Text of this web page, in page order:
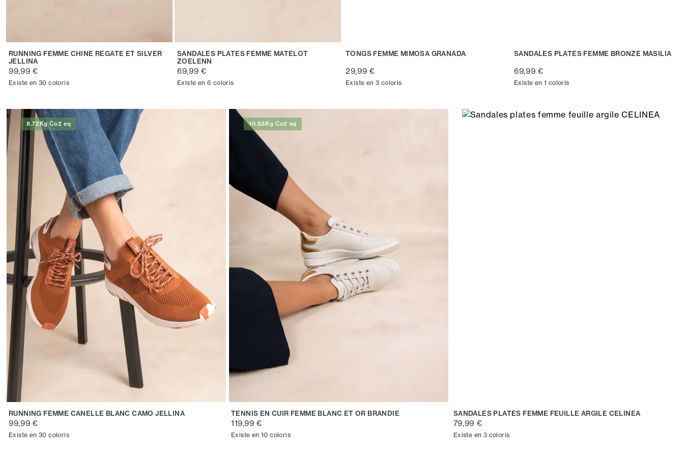
RUNNING FEMME CHINE REGATE ET SILVER
JELLINA
99,99 €
Existe en 30 coloris
SANDALES PLATES FEMME MATELOT
ZOELENN
69,99 €
Existe en 6 coloris
TONGS FEMME MIMOSA GRANADA
29,99 €
Existe en 3 coloris
SANDALES PLATES FEMME BRONZE MASILIA
69,99 €
Existe en 1 coloris
8.72Kg Co2 eq
RUNNING FEMME CANELLE BLANC CAMO JELLINA
99,99 €
Existe en 30 coloris
10.83Kg Co2 eq
TENNIS EN CUIR FEMME BLANC ET OR BRANDIE
119,99 €
Existe en 10 coloris
SANDALES PLATES FEMME FEUILLE ARGILE CELINEA
79,99 €
Existe en 3 coloris